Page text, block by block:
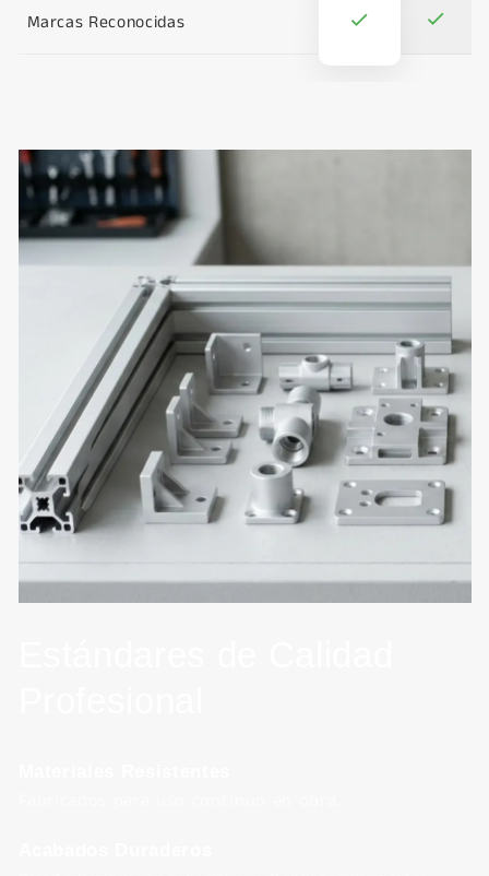
Marcas Reconocidas